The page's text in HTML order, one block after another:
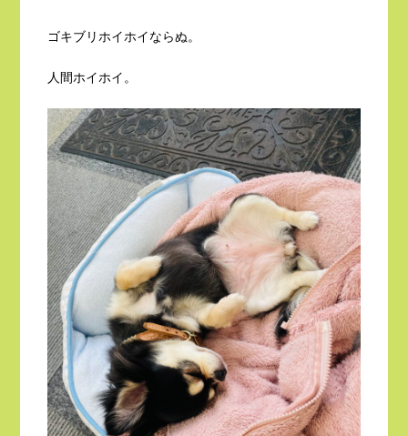
ゴキブリホイホイならぬ。
人間ホイホイ。